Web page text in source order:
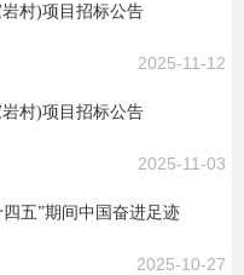
村)项目招标公告
2025-11-12
村)项目招标公告
2025-11-03
五”期间中国奋进足迹
2025-10-27